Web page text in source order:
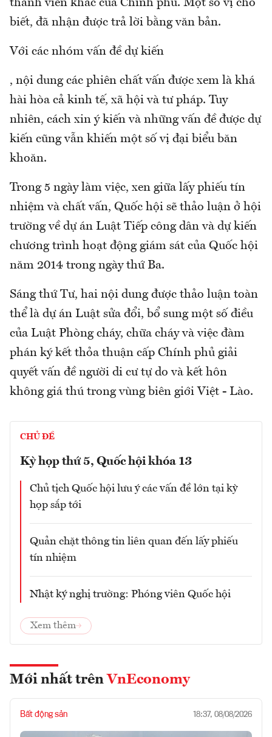
thành viên khác của Chính phủ. Một số vị cho
biết, đã nhận được trả lời bằng văn bản.
Với các nhóm vấn đề dự kiến
, nội dung các phiên chất vấn được xem là khá
hài hòa cả kinh tế, xã hội và tư pháp. Tuy
nhiên, cách xin ý kiến và những vấn đề được dự
kiến cũng vẫn khiến một số vị đại biểu băn
khoăn.
Trong 5 ngày làm việc, xen giữa lấy phiếu tín
nhiệm và chất vấn, Quốc hội sẽ thảo luận ở hội
trường về dự án Luật Tiếp công dân và dự kiến
chương trình hoạt động giám sát của Quốc hội
năm 2014 trong ngày thứ Ba.
Sáng thứ Tư, hai nội dung được thảo luận toàn
thể là dự án Luật sửa đổi, bổ sung một số điều
của Luật Phòng cháy, chữa cháy và việc đàm
phán ký kết thỏa thuận cấp Chính phủ giải
quyết vấn đề người di cư tự do và kết hôn
không giá thú trong vùng biên giới Việt - Lào.
CHỦ ĐỀ
Kỳ họp thứ 5, Quốc hội khóa 13
Chủ tịch Quốc hội lưu ý các vấn đề lớn tại kỳ
họp sắp tới
Quản chặt thông tin liên quan đến lấy phiếu
tín nhiệm
Nhật ký nghị trường: Phóng viên Quốc hội
Xem thêm
Mới nhất trên VnEconomy
Bất động sản 18:37, 08/08/2026